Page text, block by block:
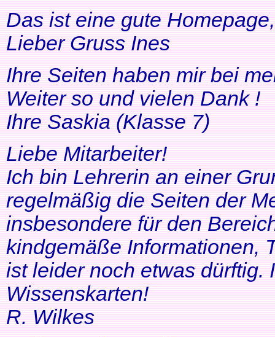
Das ist eine gute
Lieber Gruss Ines
Ihre Seiten haben mir bei
Weiter so und vielen Dank !
Ihre Saskia (Klasse 7)
Liebe Mitarbeiter!
Ich bin Lehrerin an einer
regelmäßig die Seiten der
insbesondere für den
kindgemäße Informationen,
ist leider noch etwas dürftig.
Wissenskarten!
R. Wilkes